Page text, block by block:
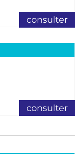
E
M
E
N
consulter
consulter